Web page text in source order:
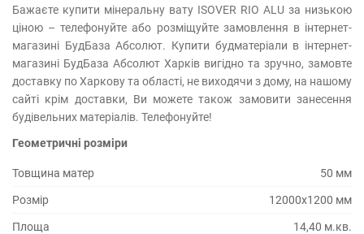
Бажаєте купити мінеральну вату ISOVER RIO ALU за низькою
ціною – телефонуйте або розміщуйте замовлення в інтернет-
магазині БудБаза Абсолют. Купити будматеріали в інтернет-
магазині БудБаза Абсолют Харків вигідно та зручно, замовте
доставку по Харкову та області, не виходячи з дому, на нашому
сайті крім доставки, Ви можете також замовити занесення
будівельних матеріалів. Телефонуйте!
Геометричні розміри
Товщина матер 50 мм
Розмір 12000х1200 мм
Площа 14,40 м.кв.